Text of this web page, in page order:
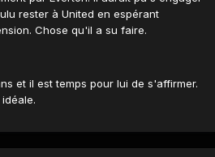
rester à United en espérant
Chose qu'il a su faire.
et il est temps pour lui de s'affirmer.